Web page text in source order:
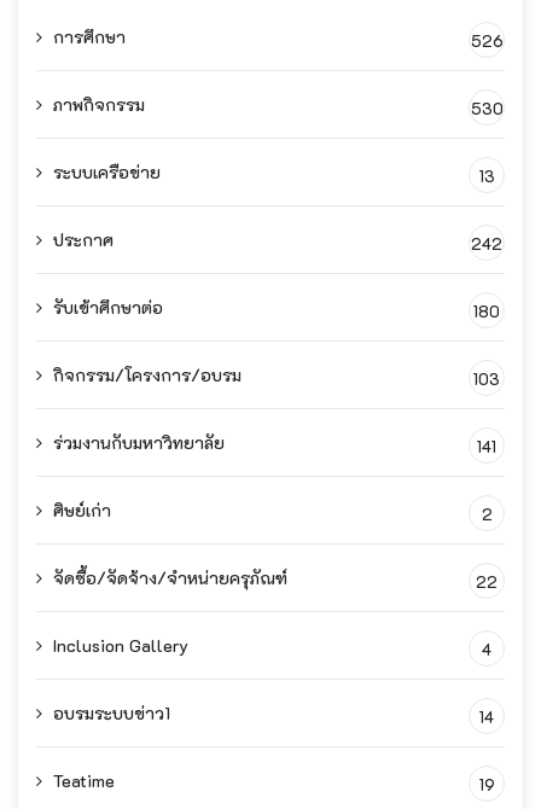
การศึกษา 526
ภาพกิจกรรม 530
ระบบเครือข่าย 13
ประกาศ 242
รับเข้าศึกษาต่อ 180
กิจกรรม/โครงการ/อบรม 103
ร่วมงานกับมหาวิทยาลัย 141
ศิษย์เก่า 2
จัดซื้อ/จัดจ้าง/จำหน่ายครุภัณฑ์ 22
Inclusion Gallery 4
อบรมระบบข่าว1 14
Teatime 19